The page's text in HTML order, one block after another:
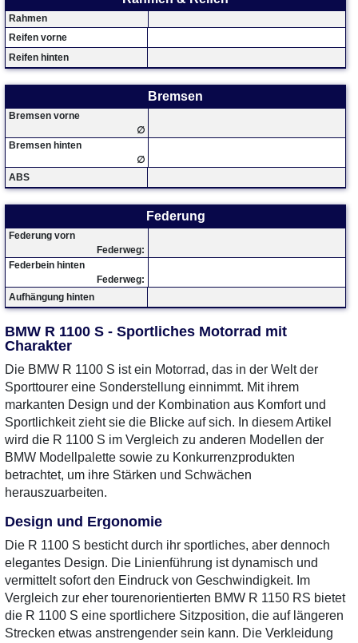
Rahmen
Reifen vorne
Reifen hinten
Bremsen
Bremsen vorne
∅
Bremsen hinten
∅
ABS
Federung
Federung vorn
Federweg:
Federbein hinten
Federweg:
Aufhängung hinten
BMW R 1100 S - Sportliches Motorrad mit
Charakter
Die BMW R 1100 S ist ein Motorrad, das in der Welt der
Sporttourer eine Sonderstellung einnimmt. Mit ihrem
markanten Design und der Kombination aus Komfort und
Sportlichkeit zieht sie die Blicke auf sich. In diesem Artikel
wird die R 1100 S im Vergleich zu anderen Modellen der
BMW Modellpalette sowie zu Konkurrenzprodukten
betrachtet, um ihre Stärken und Schwächen
herauszuarbeiten.
Design und Ergonomie
Die R 1100 S besticht durch ihr sportliches, aber dennoch
elegantes Design. Die Linienführung ist dynamisch und
vermittelt sofort den Eindruck von Geschwindigkeit. Im
Vergleich zur eher tourenorientierten BMW R 1150 RS bietet
die R 1100 S eine sportlichere Sitzposition, die auf längeren
Strecken etwas anstrengender sein kann. Die Verkleidung